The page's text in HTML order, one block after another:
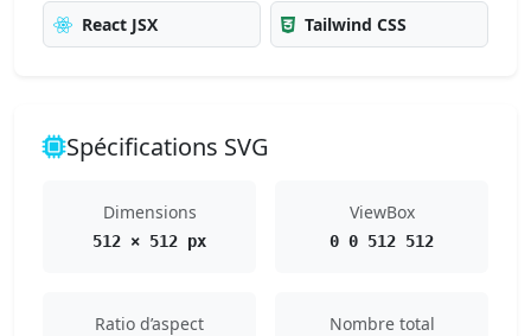
React JSX Tailwind CSS
Spécifications SVG
Dimensions
512 × 512 px
ViewBox
0 0 512 512
Ratio d’aspect
Nombre total